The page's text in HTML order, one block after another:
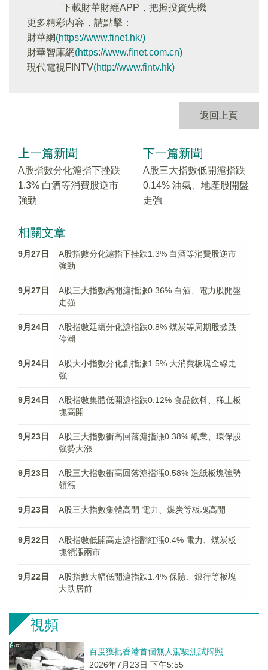
下載財華財經APP，把握投資先機
更多精彩内容，請點擊：
財華網(https://www.finet.hk/)
財華智庫網(https://www.finet.com.cn)
現代電視FINTV(http://www.fintv.hk)
返回上頁
上一篇新聞
A股指數分化滬指下挫跌
1.3% 白酒等消費股逆市
強勁
下一篇新聞
A股三大指數低開滬指跌
0.14% 油氣、地產股開盤
走強
相關文章
9月27日
A股指數分化滬指下挫跌1.3% 白酒等消費股逆市
強勁
9月27日
A股三大指數高開滬指漲0.36% 白酒、電力股開盤
走強
9月24日
A股指數延續分化滬指跌0.8% 煤炭等周期股掀跌
停潮
9月24日
A股大小指數分化創指漲1.5% 大消費板塊全線走
強
9月24日
A股指數集體低開滬指跌0.12% 食品飲料、稀土板
塊高開
9月23日
A股三大指數衝高回落滬指漲0.38% 紙業、環保股
強勢大漲
9月23日
A股三大指數衝高回落滬指漲0.58% 造紙板塊強勢
領漲
9月23日 A股三大指數集體高開 電力、煤炭等板塊高開
9月22日
A股指數低開高走滬指翻紅漲0.4% 電力、煤炭板
塊領漲兩市
9月22日
A股指數大幅低開滬指跌1.4% 保險、銀行等板塊
大跌居前
視頻
百度獲批香港首個無人駕駛測試牌照
2026年7月23日 下午5:55